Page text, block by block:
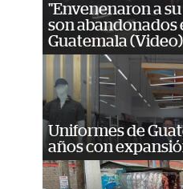
"Envenenaron a
son abandonados
Guatemala (Video)
Uniformes de
años con